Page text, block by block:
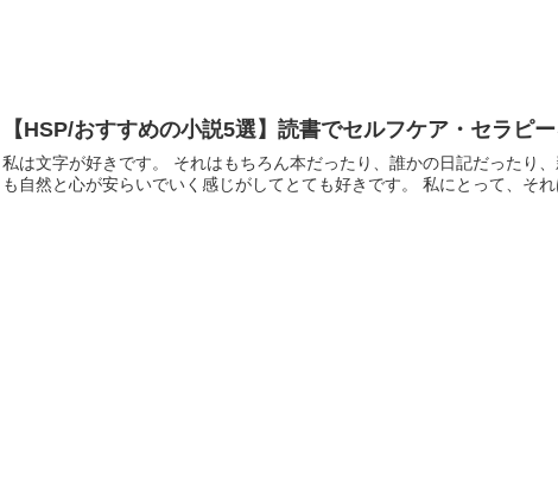
【HSP/おすすめの小説5選】読書でセルフケア・セラピ
私は文字が好きです。 それはもちろん本だったり、誰かの日記だったり
も自然と心が安らいでいく感じがしてとても好きです。 私にとって、そ